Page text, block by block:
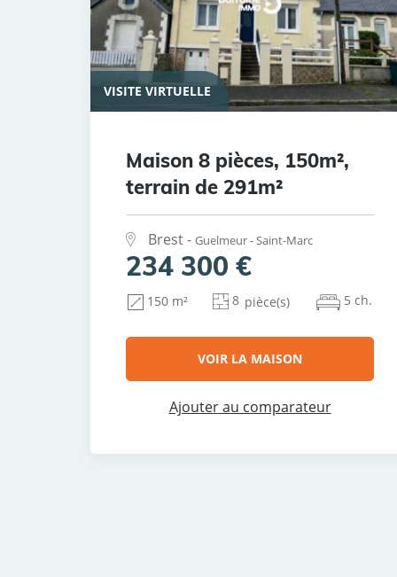
VISITE VIRTUELLE
Maison 8 pièces, 150m²,
terrain de 291m²
Brest -Guelmeur - Saint-Marc
234 300 €
150 m² 8 pièce(s) 5 ch.
VOIR LA MAISON
Ajouter au comparateur